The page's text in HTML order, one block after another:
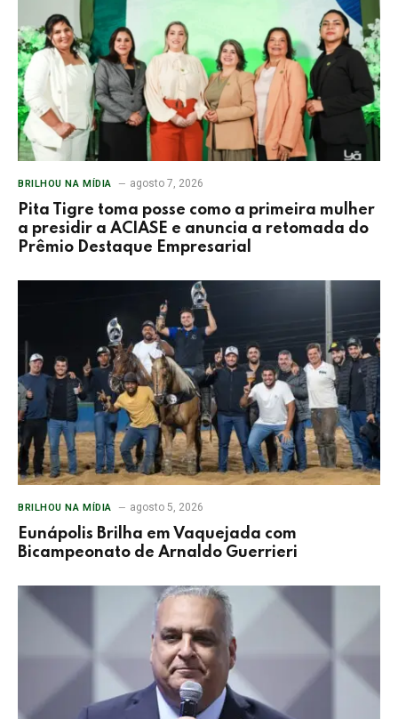
BRILHOU NA MÍDIA agosto 7, 2026
Pita Tigre toma posse como a primeira mulher
a presidir a ACIASE e anuncia a retomada do
Prêmio Destaque Empresarial
BRILHOU NA MÍDIA agosto 5, 2026
Eunápolis Brilha em Vaquejada com
Bicampeonato de Arnaldo Guerrieri